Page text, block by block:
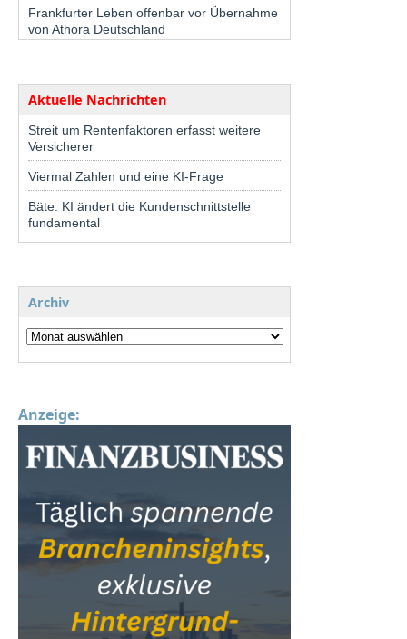
Frankfurter Leben offenbar vor Übernahme
von Athora Deutschland
Aktuelle Nachrichten
Streit um Rentenfaktoren erfasst weitere
Versicherer
Viermal Zahlen und eine KI-Frage
Bäte: KI ändert die Kundenschnittstelle
fundamental
Archiv
Anzeige: